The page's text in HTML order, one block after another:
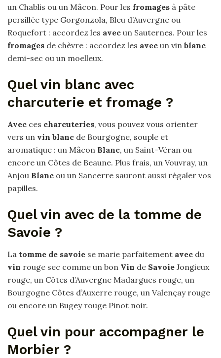
un Chablis ou un Mâcon. Pour les fromages à pâte
persillée type Gorgonzola, Bleu d’Auvergne ou
Roquefort : accordez les avec un Sauternes. Pour les
fromages de chèvre : accordez les avec un vin blanc
demi-sec ou un moelleux.
Quel vin blanc avec
charcuterie et fromage ?
Avec ces charcuteries, vous pouvez vous orienter
vers un vin blanc de Bourgogne, souple et
aromatique : un Mâcon Blanc, un Saint-Véran ou
encore un Côtes de Beaune. Plus frais, un Vouvray, un
Anjou Blanc ou un Sancerre sauront aussi régaler vos
papilles.
Quel vin avec de la tomme de
Savoie ?
La tomme de savoie se marie parfaitement avec du
vin rouge sec comme un bon Vin de Savoie Jongieux
rouge, un Côtes d’Auvergne Madargues rouge, un
Bourgogne Côtes d’Auxerre rouge, un Valençay rouge
ou encore un Bugey rouge Pinot noir.
Quel vin pour accompagner le
Morbier ?